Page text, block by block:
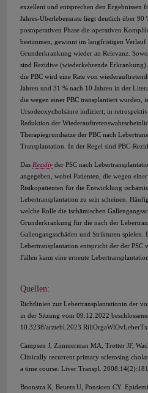
exzellent und entsprechen den
Jahres-Überlebensrate liegt deutlich über
postoperativen Phase die operativen
bestimmen, gewinnt im langfristigen
Grunderkrankung wieder an Relevanz.
sind Rezidive (wiederkehrende
die PBC wird eine Rate von
Jahren und 31 % nach 10 Jahren in der
die wegen einer PBC transplantiert wurden,
Ursodeoxycholsäure indiziert; in
Reduktion der
Therapiegrundsätze der PBC nach
Transplantation. In der Regel sind PBC-
Das Rezidiv der PSC nach
angegeben, wobei Patienten, die wegen
Risikopatienten für die Entwicklung
Lebertransplantation zu sein scheinen.
welche Rolle die ischämischen
Grunderkrankung für die nach der
Gallengangsschäden und Strikturen spielen.
Lebertransplantation entspricht der der
Fällen kann eine erneute
Quellen:
Richtlinien zur Lebertransplantationin der
in der Sitzung vom 09.12.2022
10.3238/
Campsen J, Zimmerman MA, Trotter JF,
Clinically recurrent primary sclerosing
a time course. Liver Transpl. 2008;14(2):181.
Boonstra K, Beuers U, Ponsioen CY.